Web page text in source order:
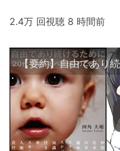
2.4万 回視聴 8 時間前